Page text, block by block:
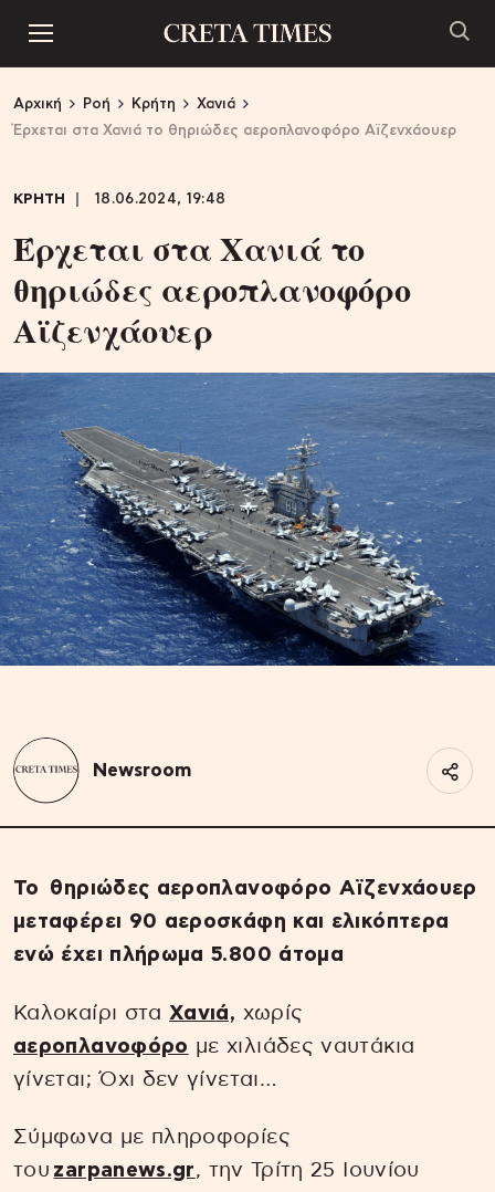
Αρχική Ροή Κρήτη
Χανιά
Έρχεται στα Χανιά το θηριώδες αεροπλανοφόρο Αϊζενχάουερ
ΚΡΗΤΗ 18.06.2024, 19:48
Έρχεται στα Χανιά το
θηριώδες αεροπλανοφόρο
Αϊζενχάουερ
Newsroom
Το θηριώδες αεροπλανοφόρο Αϊζενχάουερ
μεταφέρει 90 αεροσκάφη και ελικόπτερα
ενώ έχει πλήρωμα 5.800 άτομα
Καλοκαίρι στα Χανιά, χωρίς
αεροπλανοφόρο με χιλιάδες ναυτάκια
γίνεται; Όχι δεν γίνεται…
Σύμφωνα με πληροφορίες
του zarpanews.gr, την Τρίτη 25 Ιουνίου